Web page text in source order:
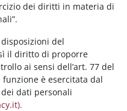
dei diritti in materia di
del
il diritto di proporre
ai sensi dell’art. 77 del
è esercitata dal
dati personali